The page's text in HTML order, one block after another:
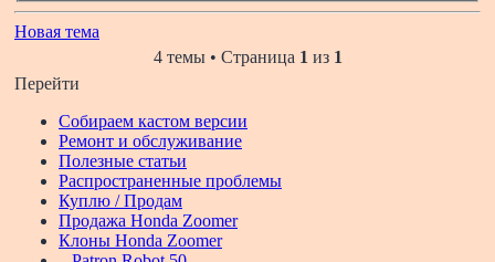
Новая тема
4 темы • Страница 1 из 1
Перейти
Собираем кастом версии
Ремонт и обслуживание
Полезные статьи
Распространенные проблемы
Куплю / Продам
Продажа Honda Zoomer
Клоны Honda Zoomer